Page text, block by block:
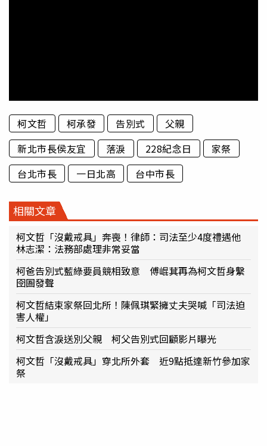
柯文哲 柯承發 告別式
父親
新北市長侯友宜
落淚 228紀念日
家祭
台北市長
一日北高 台中市長
相關文章
柯文哲「沒戴戒具」奔喪！律師：司法至少4度禮遇他
林志潔：法務部處理非常妥當
柯爸告別式藍綠要員競相致意 傅崐萁再為柯文哲身繫
囹圄發聲
柯文哲結束家祭回北所！陳佩琪緊擁丈夫哭喊「司法迫
害人權」
柯文哲含淚送別父親 柯父告別式回顧影片曝光
柯文哲「沒戴戒具」穿北所外套 近9點抵達新竹參加家
祭